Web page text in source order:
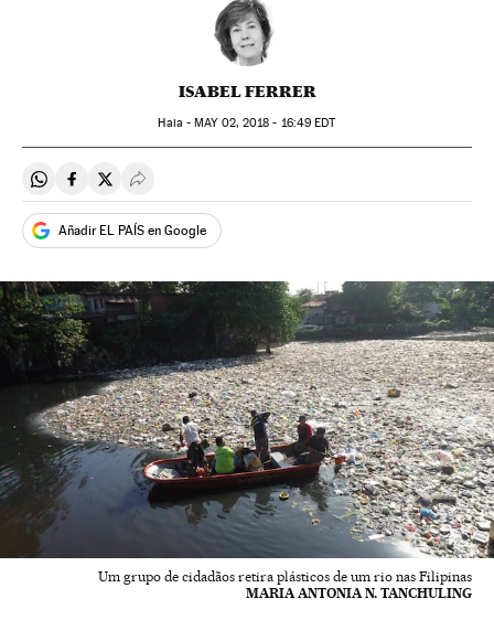
ISABEL FERRER
Haia -MAY02, 2018 - 16:49 EDT
Compartir en Whatsapp
Compartir en Facebook
Compartir en Twitter
Desplegar Redes Sociales
Añadir EL PAÍS en Google
Um grupo de cidadãos retira plásticos de um rio nas Filipinas
MARIA ANTONIA N. TANCHULING